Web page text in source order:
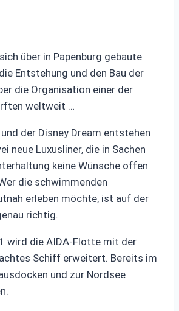
über in Papenburg gebaute
Entstehung und den Bau der
die Organisation einer der
weltweit …
der Disney Dream entstehen
neue Luxusliner, die in Sachen
keine Wünsche offen
die schwimmenden
erleben möchte, ist auf der
richtig.
wird die AIDA-Flotte mit der
Schiff erweitert. Bereits im
und zur Nordsee